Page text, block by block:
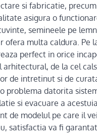
si fabricatie,
asigura o
semineele pe
ofera multa caldura. Pe
perfect in orice
de la cel
de intretinut si de
problema datorita
si evacuare a
de modelul pe care il
satisfactia va fi